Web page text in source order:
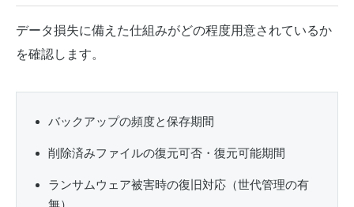
データ損失に備えた仕組みがどの程度用意されているか
を確認します。
バックアップの頻度と保存期間
削除済みファイルの復元可否・復元可能期間
ランサムウェア被害時の復旧対応（世代管理の有
無）